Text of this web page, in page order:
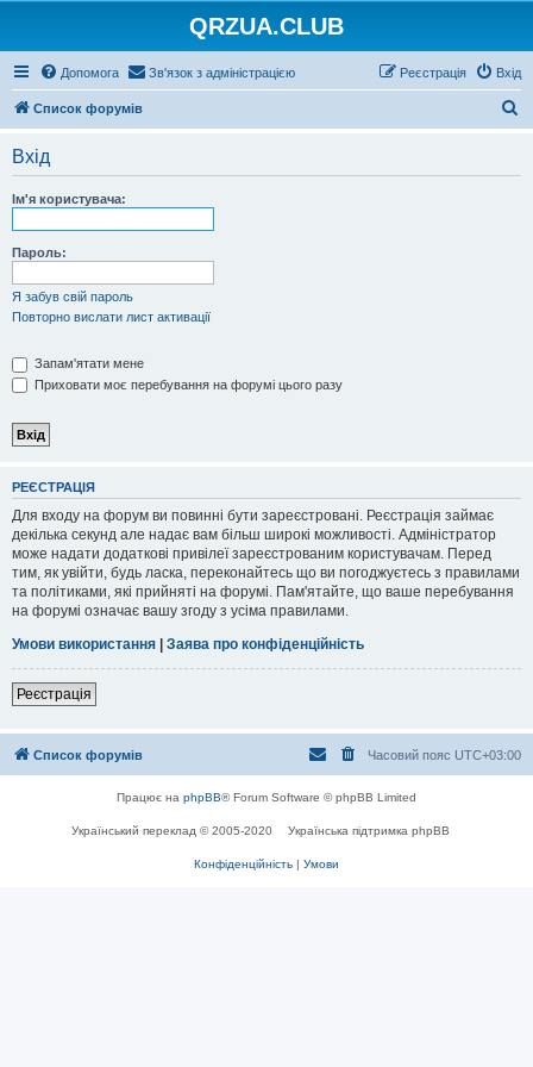
QRZUA.CLUB
Допомога Зв'язок з адміністрацією Вхід
Реєстрація
Список форумів
Вхід
Ім'я користувача:
Пароль:
Я забув свій пароль
Повторно вислати лист активації
Запам'ятати мене
Приховати моє перебування на форумі цього разу
РЕЄСТРАЦІЯ
Для входу на форум ви повинні бути зареєстровані. Реєстрація займає
декілька секунд але надає вам більш широкі можливості. Адміністратор
може надати додаткові привілеї зареєстрованим користувачам. Перед
тим, як увійти, будь ласка, переконайтесь що ви погоджуєтесь з правилами
та політиками, які прийняті на форумі. Пам'ятайте, що ваше перебування
на форумі означає вашу згоду з усіма правилами.
Умови використання | Заява про конфіденційність
Реєстрація
Список форумів Часовий пояс UTC+03:00
Працює на phpBB® Forum Software © phpBB Limited
Український переклад © 2005-2020 Українська підтримка phpBB
Конфіденційність | Умови